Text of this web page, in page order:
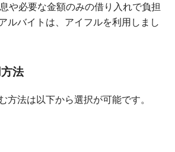
や必要な金額のみの借り入れで負担
ルバイトは、アイフルを利用しまし
法
方法は以下から選択が可能です。